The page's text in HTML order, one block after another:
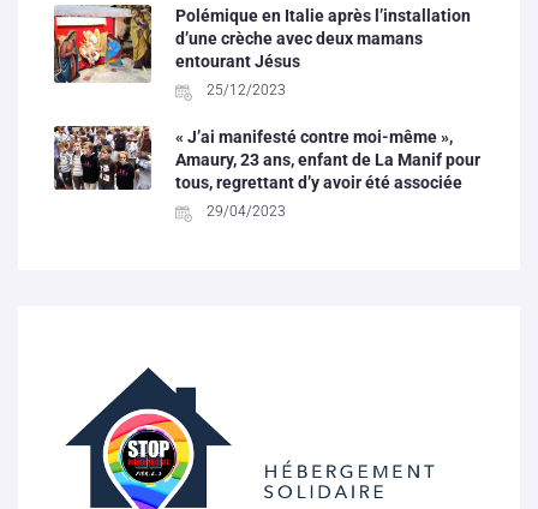
Polémique en Italie après l’installation
d’une crèche avec deux mamans
entourant Jésus
25/12/2023
« J’ai manifesté contre moi-même »,
Amaury, 23 ans, enfant de La Manif pour
tous, regrettant d’y avoir été associée
29/04/2023